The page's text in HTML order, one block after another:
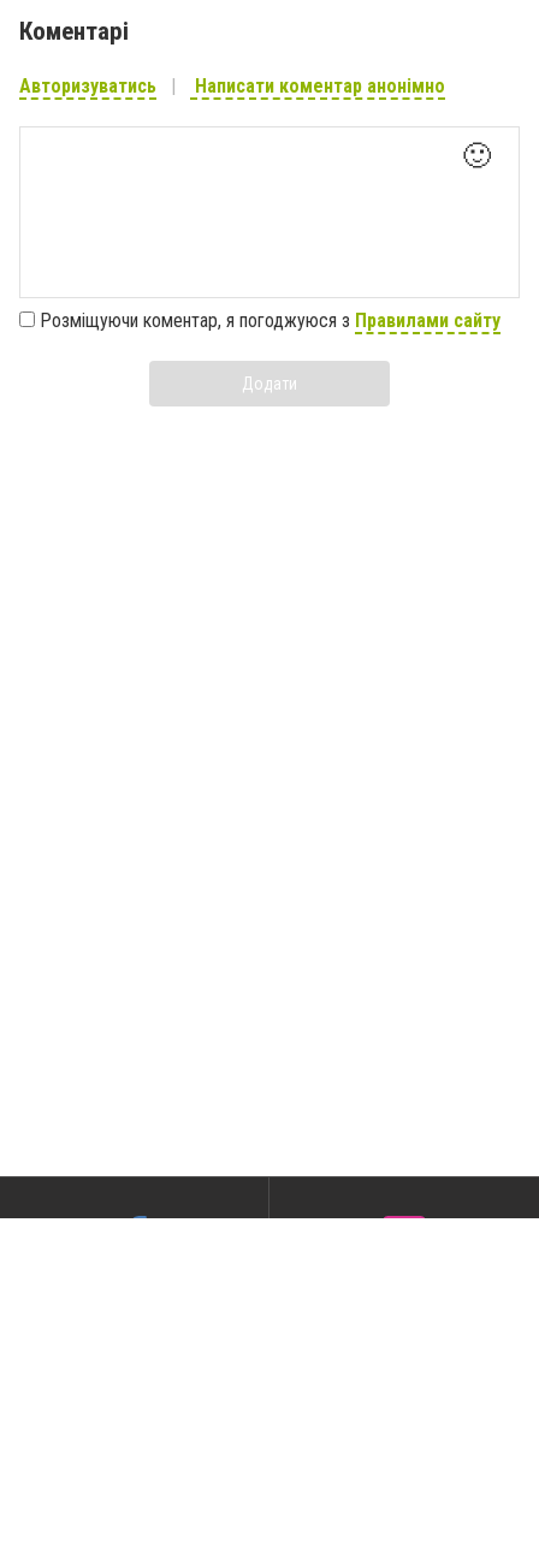
Коментарі
Авторизуватись Написати коментар анонімно
🙂
Розміщуючи коментар, я погоджуюся з Правилами сайту
Додати